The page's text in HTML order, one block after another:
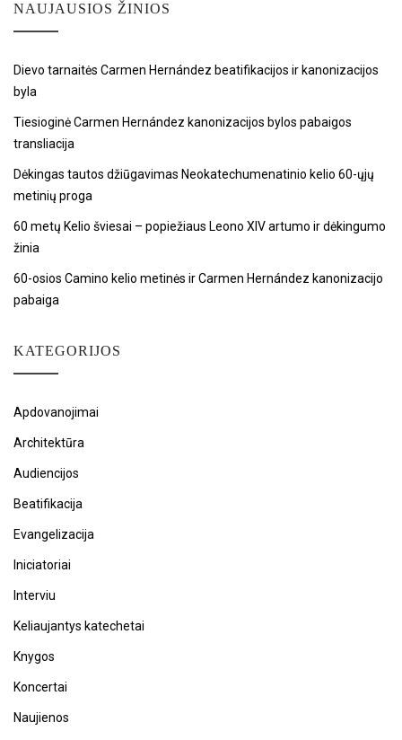
NAUJAUSIOS ŽINIOS
Dievo tarnaitės Carmen Hernández beatifikacijos ir kanonizacijos
byla
Tiesioginė Carmen Hernández kanonizacijos bylos pabaigos
transliacija
Dėkingas tautos džiūgavimas Neokatechumenatinio kelio 60-ųjų
metinių proga
60 metų Kelio šviesai – popiežiaus Leono XIV artumo ir dėkingumo
žinia
60-osios Camino kelio metinės ir Carmen Hernández kanonizacijo
pabaiga
KATEGORIJOS
Apdovanojimai
Architektūra
Audiencijos
Beatifikacija
Evangelizacija
Iniciatoriai
Interviu
Keliaujantys katechetai
Knygos
Koncertai
Naujienos